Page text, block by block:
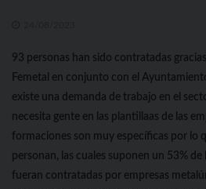
93 personas han sido contratadas
Femetal en conjunto con el
existe una demanda de trabajo en el
necesita gente en las plantillaas de las
formaciones son muy específicas por lo
personan, las cuales suponen un 53%
fueran contratadas por empresas